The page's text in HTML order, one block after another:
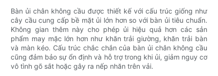
Bàn ủi chân không cầu được thiết kế với cấu trúc giống như
cây cầu cung cấp bề mặt ủi lớn hơn so với bàn ủi tiêu chuẩn.
Không gian thêm này cho phép ủi hiệu quả hơn các sản
phẩm may mặc lớn hơn như khăn trải giường, khăn trải bàn
và màn kéo. Cấu trúc chắc chắn của bàn ủi chân không cầu
cũng đảm bảo sự ổn định và hỗ trợ trong khi ủi, giảm nguy cơ
vô tình gõ sắt hoặc gây ra nếp nhăn trên vải.